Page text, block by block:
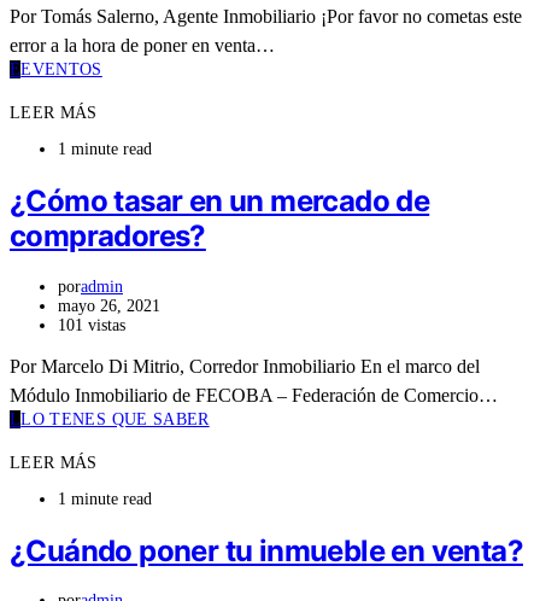
Por Tomás Salerno, Agente Inmobiliario ¡Por favor no cometas este
error a la hora de poner en venta…
EEVENTOS
LEER MÁS
1 minute read
¿Cómo tasar en un mercado de
compradores?
poradmin
mayo 26, 2021
101 vistas
Por Marcelo Di Mitrio, Corredor Inmobiliario En el marco del
Módulo Inmobiliario de FECOBA – Federación de Comercio…
LLO TENES QUE SABER
LEER MÁS
1 minute read
¿Cuándo poner tu inmueble en venta?